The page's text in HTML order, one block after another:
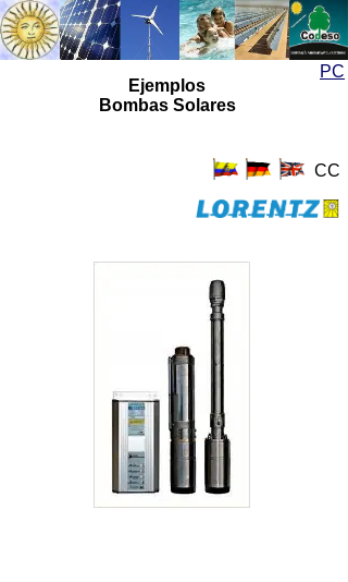
Energía Solar
Energía Solar
PC
Ejemplos
Bombas Solares
CC